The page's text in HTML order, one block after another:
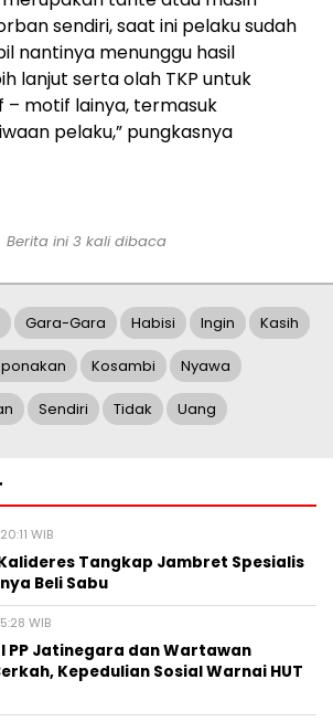
sendiri, saat ini pelaku sudah
nantinya menunggu hasil
lanjut serta olah TKP untuk
motif lainya, termasuk
pelaku,” pungkasnya
Berita ini 3 kali dibaca
Gara-Gara Habisi Ingin Kasih
Kosambi Nyawa
Sendiri Tidak Uang
WIB
Tangkap Jambret Spesialis
Beli Sabu
WIB
PP Jatinegara dan Wartawan
Kepedulian Sosial Warnai HUT